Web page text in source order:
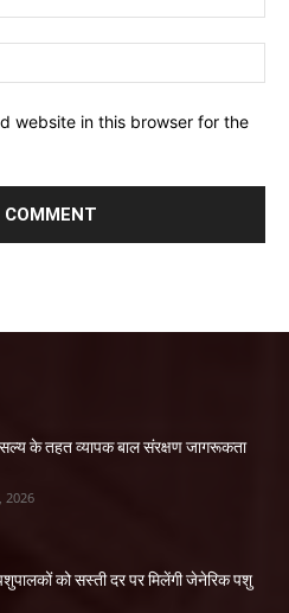
website in this browser for the
के तहत व्यापक बाल संरक्षण जागरूकता
2026
को सस्ती दर पर मिलेंगी जेनेरिक पशु